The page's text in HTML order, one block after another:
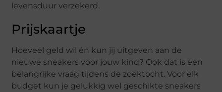
levensduur verzekerd.
Prijskaartje
Hoeveel geld wil én kun jij uitgeven aan de
nieuwe sneakers voor jouw kind? Ook dat is een
belangrijke vraag tijdens de zoektocht. Voor elk
budget kun je gelukkig wel geschikte sneakers